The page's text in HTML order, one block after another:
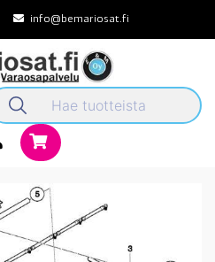
info@bemariosat.fi